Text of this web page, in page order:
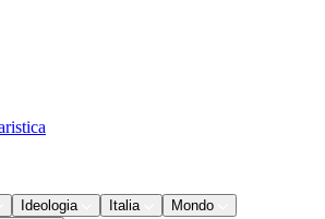
Ideologia Italia
Mondo